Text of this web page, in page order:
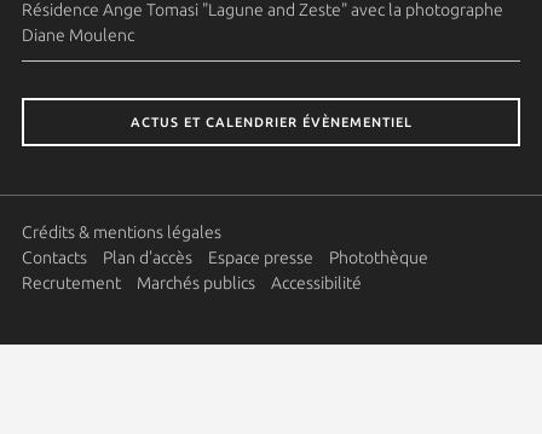
Résidence Ange Tomasi "Lagune and Zeste" avec la photographe
Diane Moulenc
ACTUS ET CALENDRIER ÉVÈNEMENTIEL
Crédits & mentions légales
Contacts
Plan d'accès Espace presse
Photothèque
Recrutement
Marchés publics Accessibilité